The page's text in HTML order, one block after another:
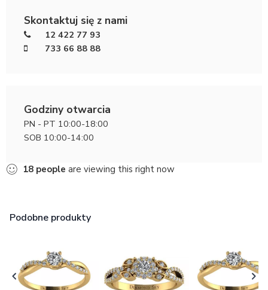
Skontaktuj się z nami
12 422 77 93
733 66 88 88
Godziny otwarcia
PN - PT 10:00-18:00
SOB 10:00-14:00
18 people are viewing this right now
Podobne produkty